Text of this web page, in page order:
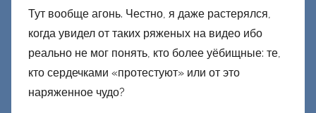
Тут вообще агонь. Честно, я даже растерялся,
когда увидел от таких ряженых на видео ибо
реально не мог понять, кто более уёбищные: те,
кто сердечками «протестуют» или от это
наряженное чудо?